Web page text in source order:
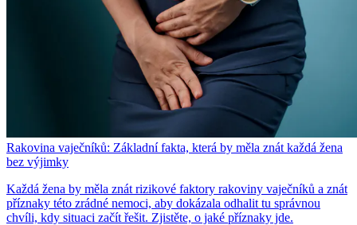
Rakovina vaječníků: Základní fakta, která by měla znát každá žena
bez výjimky
Každá žena by měla znát rizikové faktory rakoviny vaječníků a znát
příznaky této zrádné nemoci, aby dokázala odhalit tu správnou
chvíli, kdy situaci začít řešit. Zjistěte, o jaké příznaky jde.